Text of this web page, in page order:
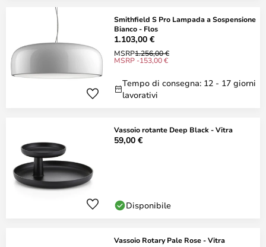
Smithfield S Pro Lampada a Sospensione
Bianco - Flos
1.103,00 €
MSRP1.256,00 €
MSRP -153,00 €
Tempo di consegna: 12 - 17 giorni
lavorativi
Vassoio rotante Deep Black - Vitra
59,00 €
Disponibile
Vassoio Rotary Pale Rose - Vitra